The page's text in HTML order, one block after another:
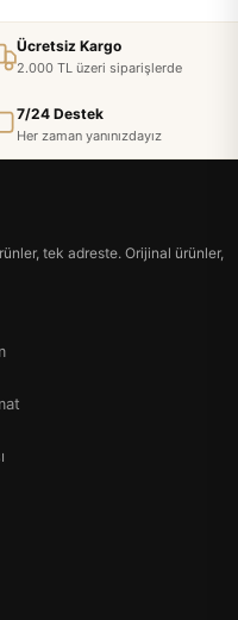
Ücretsiz Kargo
2.000 TL üzeri siparişlerde
7/24 Destek
Her zaman yanınızdayız
tek adreste. Orijinal ürünler,